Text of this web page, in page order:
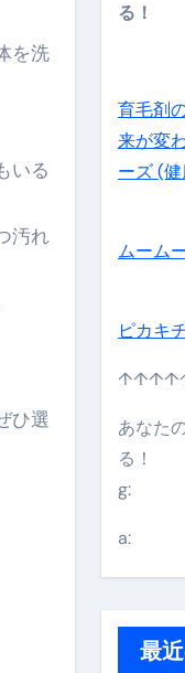
の先さらに貧し
月3日】 #bitcoin #
を洗
いる
汚れ
ひ選
る！
育毛剤
来が変
ーズ (
ムーム
ピカキ
あなた
る！
g:
a:
最